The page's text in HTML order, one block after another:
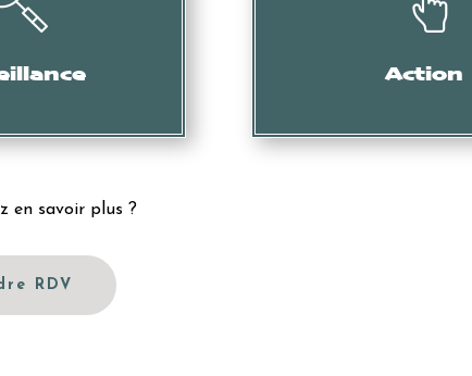
de preuves, etc.
Action
Mise en demeure,
en savoir plus ?
RDV